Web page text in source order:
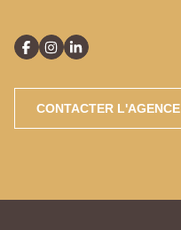
CONTACTER L'AGENCE